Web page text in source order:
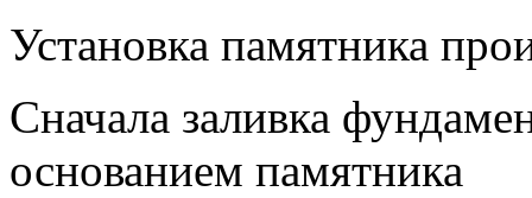
Установка памятника
Сначала заливка
основанием памятника